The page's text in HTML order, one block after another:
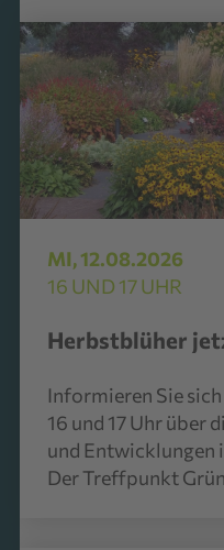
MI, 12.08.2026
16 UND 17 UHR
Herbstblüher
Informieren Sie
16 und 17 Uhr über
und Entwicklungen
Der Treffpunkt